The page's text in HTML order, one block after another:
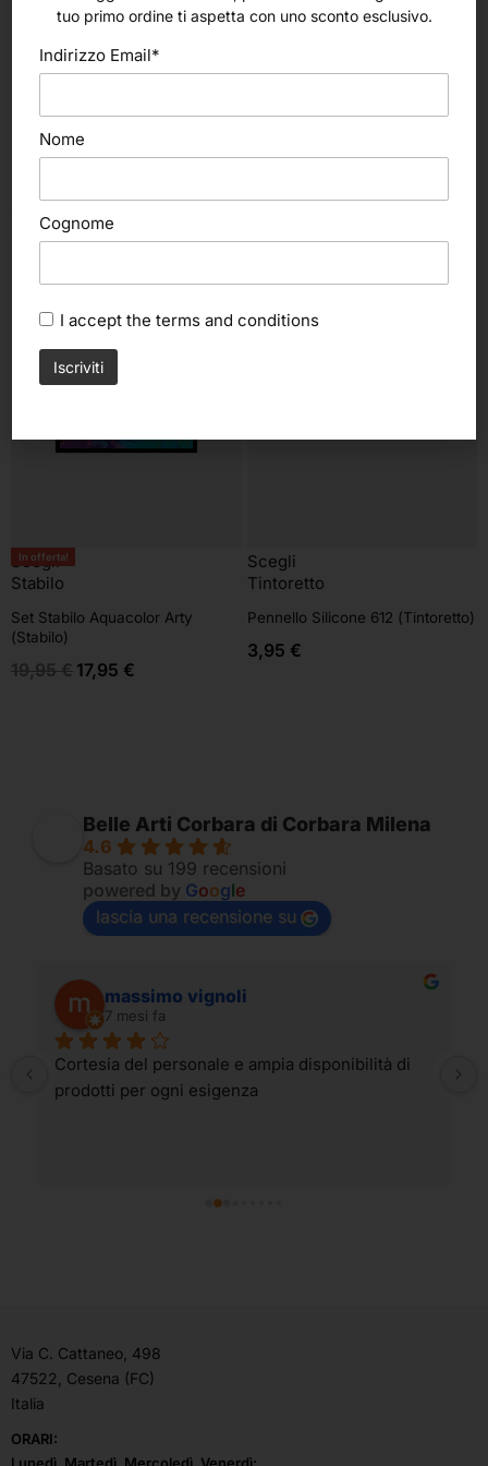
altri nostri prodotti
In offerta!
Scegli
Stabilo
Set Stabilo Aquacolor Arty
(Stabilo)
19,95€ 17,95 €
Scegli
Tintoretto
Pennello Silicone 612 (Tintoretto)
3,95 €
Belle Arti Corbara di Corbara Milena
4.6
Basato su 199 recensioni
powered by Google
lascia una recensione su
massimo vignoli
7 mesi fa
Cortesia del personale e ampia disponibilità di
prodotti per ogni esigenza
Via C. Cattaneo, 498
47522, Cesena (FC)
Italia
ORARI:
tuo primo ordine ti aspetta con uno sconto esclusivo.
Indirizzo Email*
Nome
Cognome
I accept the terms and conditions